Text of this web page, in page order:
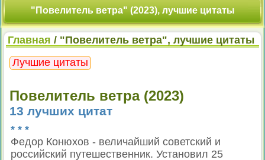
"Повелитель ветра" (2023), лучшие цитаты
Главная / "Повелитель ветра", лучшие цитаты
Лучшие цитаты
Повелитель ветра (2023)
13 лучших цитат
* * *
Федор Конюхов - величайший советский и
российский путешественник. Установил 25